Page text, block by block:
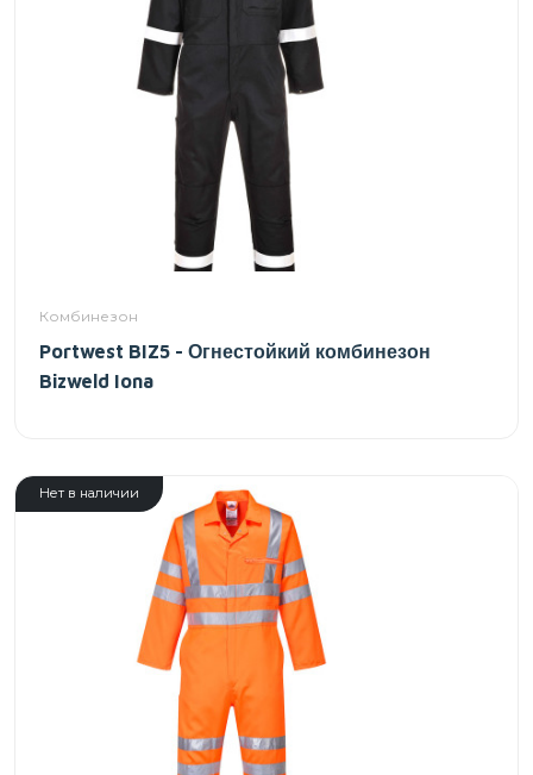
Комбинезон
Portwest BIZ5 - Огнестойкий комбинезон
Bizweld Iona
Нет в наличии